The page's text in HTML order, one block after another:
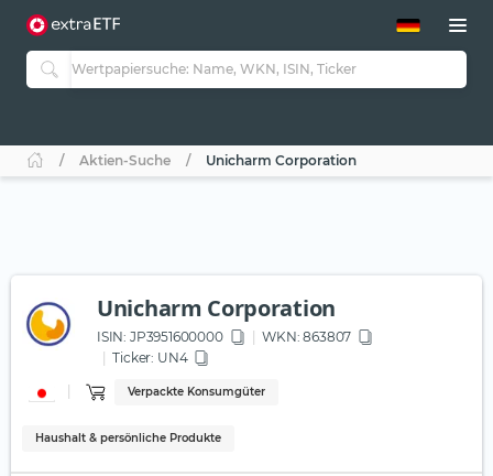
ETF-Guide 2.0
Guide Aktive ETFs
ETF-Sparpläne
Aktien-Suche Unicharm Corporation
Unicharm Corporation
ISIN: JP3951600000 WKN: 863807
Ticker: UN4
Verpackte Konsumgüter
Haushalt & persönliche Produkte